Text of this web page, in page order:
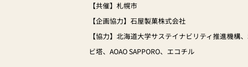
【共催】札幌市
【企画協力】石屋製菓株式会社
【協力】北海道大学サステイナビリティ推進機
ビ塔、AOAO SAPPORO、エコチル